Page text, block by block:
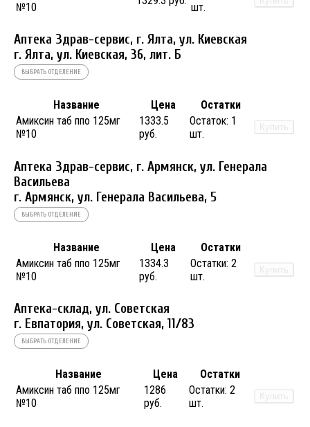
№10
шт.
Аптека Здрав-сервис, г. Ялта, ул. Киевская
г. Ялта, ул. Киевская, 36, лит. Б
ВЫБРАТЬ ОТДЕЛЕНИЕ
Название Цена
Остатки
Амиксин таб ппо 125мг
№10
1333.5
руб.
Остаток: 1
шт.
Купить
Аптека Здрав-сервис, г. Армянск, ул. Генерала
Васильева
г. Армянск, ул. Генерала Васильева, 5
ВЫБРАТЬ ОТДЕЛЕНИЕ
Название Цена
Остатки
Амиксин таб ппо 125мг
№10
1334.3
руб.
Остатки: 2
шт.
Купить
Аптека-склад, ул. Советская
г. Евпатория, ул. Советская, 11/83
ВЫБРАТЬ ОТДЕЛЕНИЕ
Название Цена
Остатки
Амиксин таб ппо 125мг
№10
1286
руб.
Остатки: 2
шт.
Купить